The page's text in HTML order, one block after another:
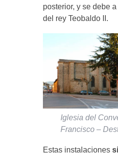
posterior, y se debe
del rey Teobaldo II.
Iglesia del
Francisco –
Estas instalaciones